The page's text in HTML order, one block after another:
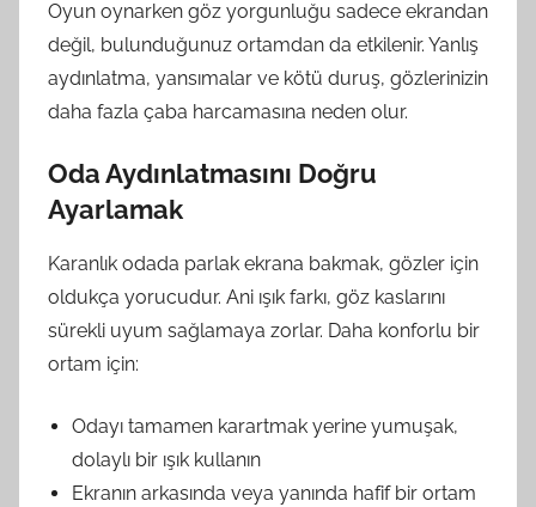
Oyun oynarken göz yorgunluğu sadece ekrandan
değil, bulunduğunuz ortamdan da etkilenir. Yanlış
aydınlatma, yansımalar ve kötü duruş, gözlerinizin
daha fazla çaba harcamasına neden olur.
Oda Aydınlatmasını Doğru
Ayarlamak
Karanlık odada parlak ekrana bakmak, gözler için
oldukça yorucudur. Ani ışık farkı, göz kaslarını
sürekli uyum sağlamaya zorlar. Daha konforlu bir
ortam için:
Odayı tamamen karartmak yerine yumuşak,
dolaylı bir ışık kullanın
Ekranın arkasında veya yanında hafif bir ortam